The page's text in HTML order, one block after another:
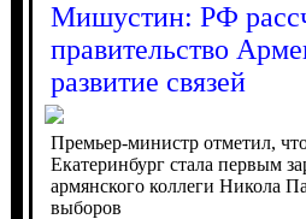
Мишустин: РФ
правительство
развитие связей
Премьер-министр отметил,
Екатеринбург стала первым
армянского коллеги Никола
выборов